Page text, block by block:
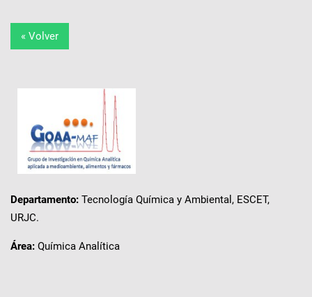
« Volver
Departamento: Tecnología Química y Ambiental, ESCET,
URJC.
Área: Química Analítica